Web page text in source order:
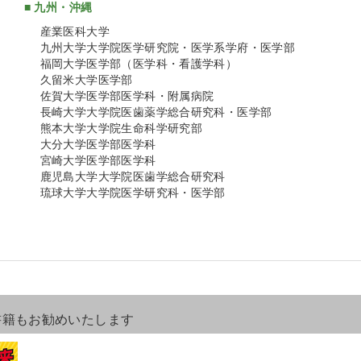
■ 九州・沖縄
産業医科大学
九州大学大学院医学研究院・医学系学府・医学部
福岡大学医学部（医学科・看護学科）
久留米大学医学部
佐賀大学医学部医学科・附属病院
長崎大学大学院医歯薬学総合研究科・医学部
熊本大学大学院生命科学研究部
大分大学医学部医学科
宮崎大学医学部医学科
鹿児島大学大学院医歯学総合研究科
琉球大学大学院医学研究科・医学部
もお勧めいたします